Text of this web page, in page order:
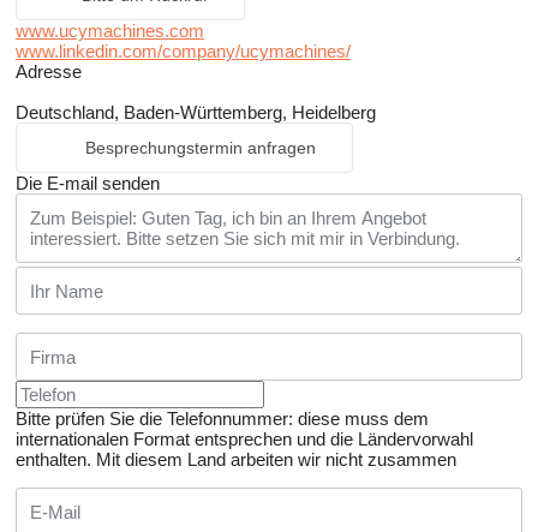
www.ucymachines.com
www.linkedin.com/company/ucymachines/
Adresse
Deutschland, Baden-Württemberg, Heidelberg
Besprechungstermin anfragen
Die E-mail senden
Bitte prüfen Sie die Telefonnummer: diese muss dem
internationalen Format entsprechen und die Ländervorwahl
enthalten. Mit diesem Land arbeiten wir nicht zusammen